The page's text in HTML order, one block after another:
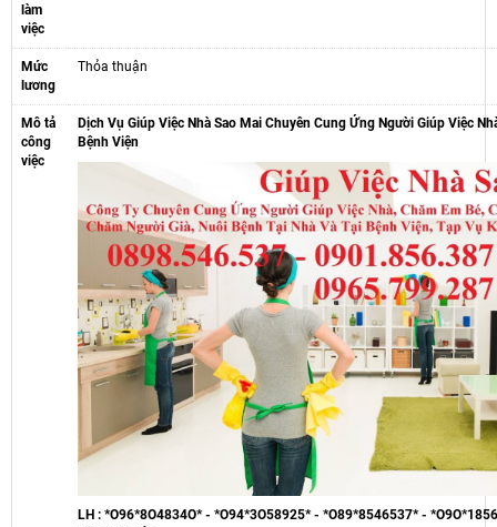
làm
việc
Mức
lương
Thỏa thuận
Mô tả
công
việc
Dịch Vụ Giúp Việc Nhà Sao Mai Chuyên Cung Ứng Người Giúp Việc
Bệnh Viện
LH : *O96*8O4834O* - *O94*3O58925* - *O89*8546537* -